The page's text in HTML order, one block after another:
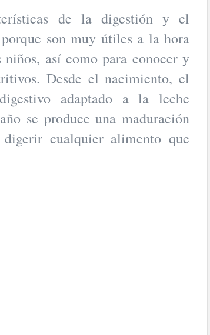
de la digestión y el
son muy útiles a la hora
así como para conocer y
Desde el nacimiento, el
adaptado a la leche
se produce una maduración
cualquier alimento que